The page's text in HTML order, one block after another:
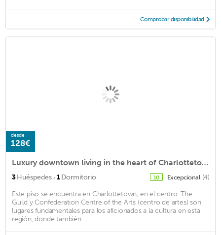
Comprobar disponibilidad
desde
128€
Luxury downtown living in the heart of Charlottetown. Come play on our Island!!!
3Huéspedes · 1Dormitorio 10 Excepcional (4)
Este piso se encuentra en Charlottetown, en el centro. The
Guild y Confederation Centre of the Arts (centro de artes) son
lugares fundamentales para los aficionados a la cultura en esta
región, donde también ...